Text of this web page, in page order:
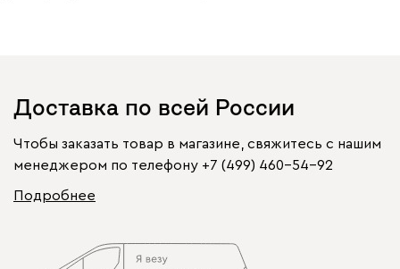
Доставка по всей России
Чтобы заказать товар в магазине, свяжитесь с нашим
менеджером по телефону +7 (499) 460-54-92
Подробнее